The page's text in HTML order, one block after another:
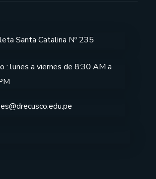
Santa Catalina Nº 235
: lunes a viernes de 8:30 AM a